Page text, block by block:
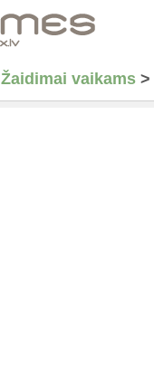
Žaidimai vaikams >